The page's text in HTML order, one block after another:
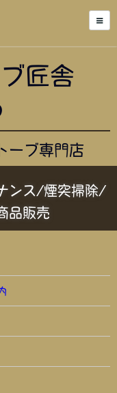
匠舎
ーブ専門店
ンス/煙突掃除/
品販売